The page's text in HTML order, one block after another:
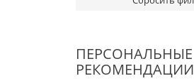
ПЕРСОНАЛЬНЫЕ
РЕКОМЕНДАЦИИ